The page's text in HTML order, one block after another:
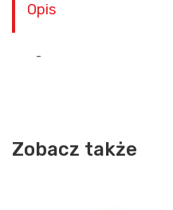
Opis
-
Zobacz także